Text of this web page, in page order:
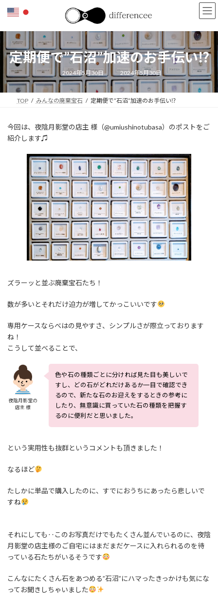
ン
キ
ッ
プ
ー
に
移
動
定期便で”石沼”加速のお手伝い⁉
2024年5月30日
最
終
更
新
時
2024年5月30日
TOP みんなの廃棄宝石 定期便で”石沼”加速のお手伝い⁉
今回は、夜陰月影堂の店主 様（@umiushinotubasa）のポストをご
紹介します♫
ズラーッと並ぶ廃棄宝石たち！
数が多いとそれだけ迫力が増してかっこいいです
専用ケースならべはの見やすさ、シンプルさが際立っております
ね！
こうして並べることで、
夜陰月影堂の
店主 様
色や石の種類ごとに分ければ見た目も美しいで
すし、どの石がどれだけあるか一目で確認でき
るので、新たな石のお迎えをするときの参考に
したり、無意識に買っていた石の種類を把握す
るのに便利だと思いました。
という実用性も抜群というコメントも頂きました！
なるほど
たしかに単品で購入したのに、すでにおうちにあったら悲しいで
すね
それにしても‥このお写真だけでもたくさん並んでいるのに、夜陰
月影堂の店主様のご自宅にはまだまだケースに入れられるのを待
っている石たちがいるそうです
こんなにたくさん石をあつめる”石沼”にハマったきっかけも気にな
ってお聞きしちゃいました